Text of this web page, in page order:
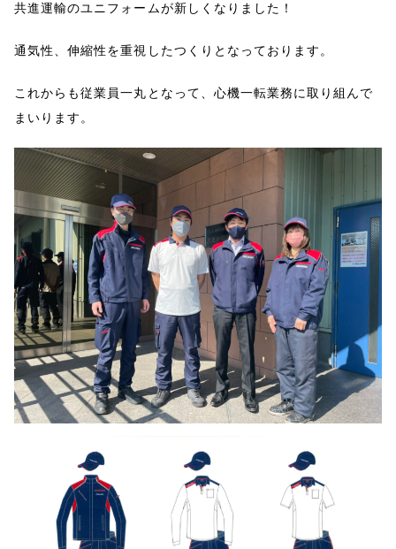
共進運輸のユニフォームが新しくなりました！
通気性、伸縮性を重視したつくりとなっております。
これからも従業員一丸となって、心機一転業務に取り組んで
まいります。